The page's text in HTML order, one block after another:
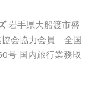
岩手県大船渡市盛
協会協力会員 全国
号 国内旅行業務取